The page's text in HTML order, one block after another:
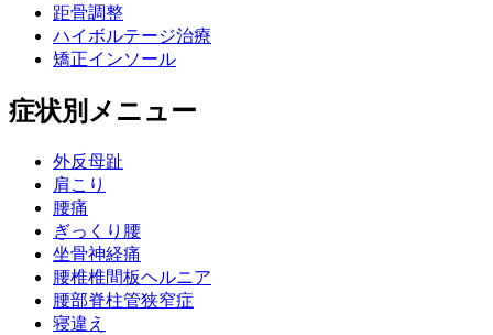
距骨調整
ハイボルテージ治療
矯正インソール
症状別メニュー
外反母趾
肩こり
腰痛
ぎっくり腰
坐骨神経痛
腰椎椎間板ヘルニア
腰部脊柱管狭窄症
寝違え